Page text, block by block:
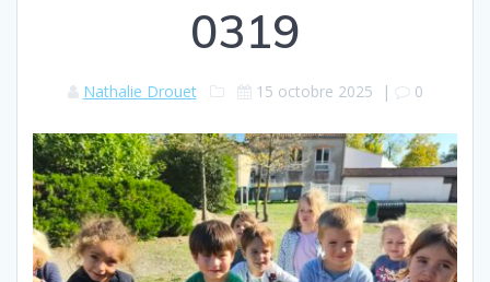
0319
Nathalie Drouet 15 octobre 2025 | 0